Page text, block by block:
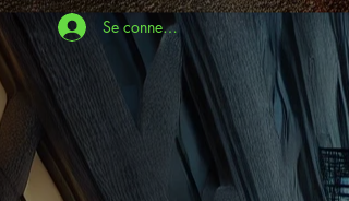
Se connecter